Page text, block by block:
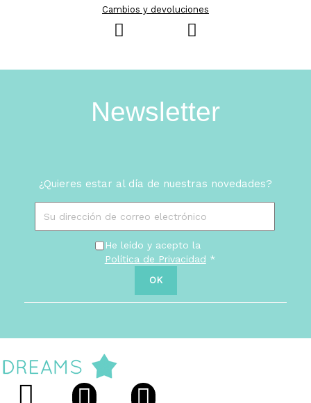
Cambios y devoluciones
Newsletter
¿Quieres estar al día de nuestras novedades?
He leído y acepto la
Política de Privacidad *